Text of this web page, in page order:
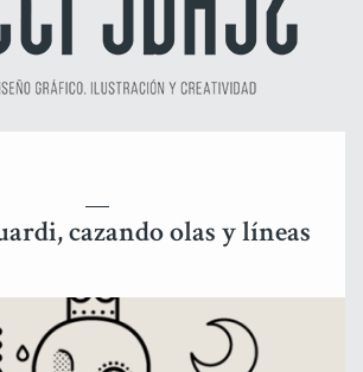
cazando olas y líneas